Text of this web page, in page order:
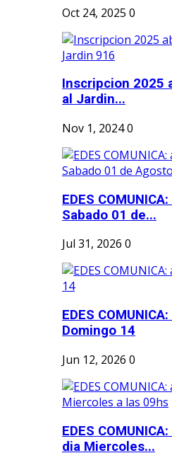
Oct 24, 2025 0
Inscripcion 2025
al Jardin...
Nov 1, 20240
EDES
Sabado 01 de...
Jul 31, 2026 0
EDES
Domingo 14
Jun 12, 2026 0
EDES
dia Miercoles...